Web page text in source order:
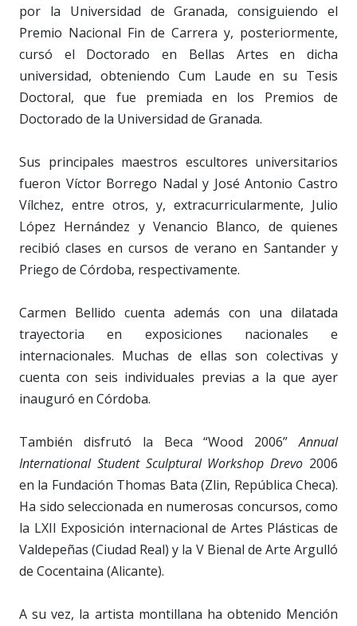
por la Universidad de Granada, consiguiendo el
Premio Nacional Fin de Carrera y, posteriormente,
cursó el Doctorado en Bellas Artes en dicha
universidad, obteniendo Cum Laude en su Tesis
Doctoral, que fue premiada en los Premios de
Doctorado de la Universidad de Granada.
Sus principales maestros escultores universitarios
fueron Víctor Borrego Nadal y José Antonio Castro
Vílchez, entre otros, y, extracurricularmente, Julio
López Hernández y Venancio Blanco, de quienes
recibió clases en cursos de verano en Santander y
Priego de Córdoba, respectivamente.
Carmen Bellido cuenta además con una dilatada
trayectoria en exposiciones nacionales e
internacionales. Muchas de ellas son colectivas y
cuenta con seis individuales previas a la que ayer
inauguró en Córdoba.
También disfrutó la Beca “Wood 2006”Annual
International Student Sculptural Workshop Drevo 2006
en la Fundación Thomas Bata (Zlin, República Checa).
Ha sido seleccionada en numerosas concursos, como
la LXII Exposición internacional de Artes Plásticas de
Valdepeñas (Ciudad Real) y la V Bienal de Arte Argulló
de Cocentaina (Alicante).
A su vez, la artista montillana ha obtenido Mención